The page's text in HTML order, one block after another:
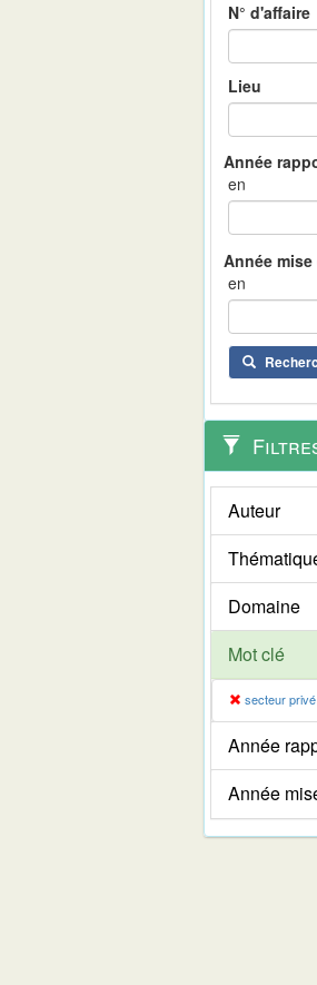
N° d'affaire
Lieu
en
en
Auteur
Domaine
Mot clé
secteur privé
Année
Année